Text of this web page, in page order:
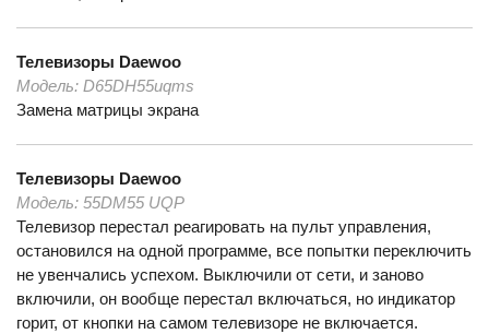
Телевизоры Daewoo
Модель: D65DH55uqms
Замена матрицы экрана
Телевизоры Daewoo
Модель: 55DM55 UQP
Телевизор перестал реагировать на пульт управления,
остановился на одной программе, все попытки переключить
не увенчались успехом. Выключили от сети, и заново
включили, он вообще перестал включаться, но индикатор
горит, от кнопки на самом телевизоре не включается.